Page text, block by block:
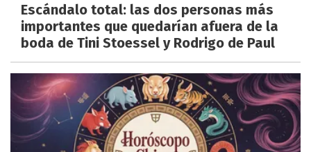
Escándalo total: las dos personas más
importantes que quedarían afuera de la
boda de Tini Stoessel y Rodrigo de Paul